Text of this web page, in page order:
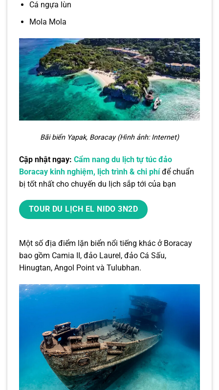
Cá ngựa lùn
Mola Mola
Bãi biển Yapak, Boracay (Hình ảnh: Internet)
Cập nhật ngay: Cẩm nang du lịch tự túc đảo
Boracay kinh nghiệm, lịch trình & chi phí để chuẩn
bị tốt nhất cho chuyến du lịch sắp tới của bạn
TOUR DU LỊCH EL NIDO 3N2D
Một số địa điểm lặn biển nổi tiếng khác ở Boracay
bao gồm Camia II, đảo Laurel, đảo Cá Sấu,
Hinugtan, Angol Point và Tulubhan.